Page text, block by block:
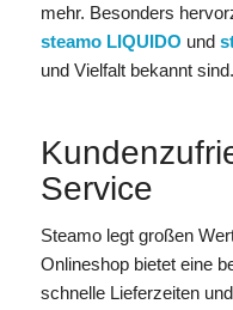
mehr. Besonders
steamo LIQUIDO und
und Vielfalt bekannt sind.
Service
Steamo legt großen
Onlineshop bietet eine
schnelle Lieferzeiten